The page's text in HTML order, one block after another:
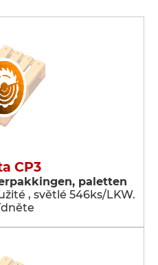
CP3
paletten
, světlé 546ks/LKW.